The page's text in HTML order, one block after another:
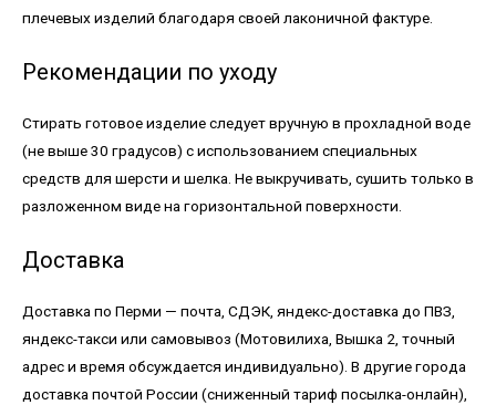
плечевых изделий благодаря своей лаконичной фактуре.
Рекомендации по уходу
Стирать готовое изделие следует вручную в прохладной воде
(не выше 30 градусов) с использованием специальных
средств для шерсти и шелка. Не выкручивать, сушить только в
разложенном виде на горизонтальной поверхности.
Доставка
Доставка по Перми — почта, СДЭК, яндекс-доставка до ПВЗ,
яндекс-такси или самовывоз (Мотовилиха, Вышка 2, точный
адрес и время обсуждается индивидуально). В другие города
доставка почтой России (сниженный тариф посылка-онлайн),